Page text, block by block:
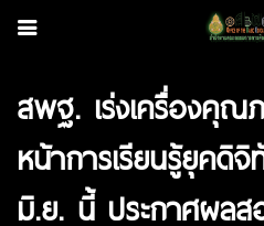
สพฐ. เร่งเครื่องคุณ
หน้าการเรียนรู้ยุคดิ
มิ.ย. นี้ ประกาศผล